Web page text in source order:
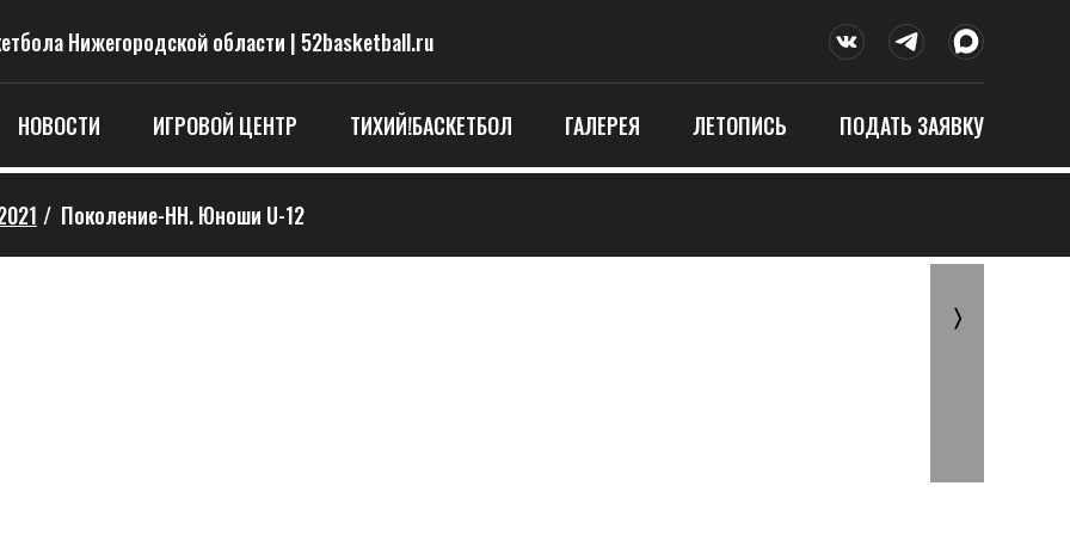
Нижегородской области | 52basketball.ru
НОВОСТИ ИГРОВОЙ ЦЕНТР ТИХИЙ!БАСКЕТБОЛ ГАЛЕРЕЯ ЛЕТОПИСЬ ПОДАТЬ ЗАЯВКУ
/ Поколение-НН. Юноши U-12
〉